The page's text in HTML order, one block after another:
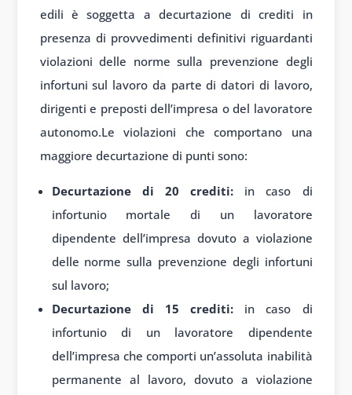
edili è soggetta a decurtazione di crediti in
presenza di provvedimenti definitivi riguardanti
violazioni delle norme sulla prevenzione degli
infortuni sul lavoro da parte di datori di lavoro,
dirigenti e preposti dell’impresa o del lavoratore
autonomo.Le violazioni che comportano una
maggiore decurtazione di punti sono:
Decurtazione di 20 crediti: in caso di
infortunio mortale di un lavoratore
dipendente dell’impresa dovuto a violazione
delle norme sulla prevenzione degli infortuni
sul lavoro;
Decurtazione di 15 crediti: in caso di
infortunio di un lavoratore dipendente
dell’impresa che comporti un’assoluta inabilità
permanente al lavoro, dovuto a violazione